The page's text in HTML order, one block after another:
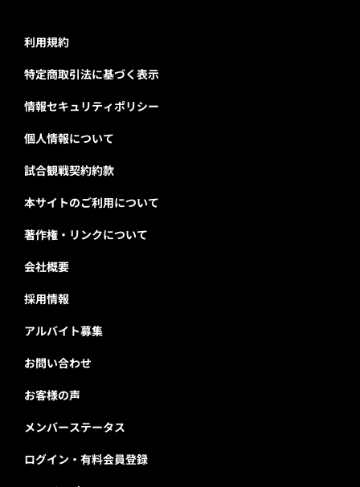
利用規約
特定商取引法に基づく表示
情報セキュリティポリシー
個人情報について
試合観戦契約約款
本サイトのご利用について
著作権・リンクについて
会社概要
採用情報
アルバイト募集
お問い合わせ
お客様の声
メンバーステータス
ログイン・有料会員登録